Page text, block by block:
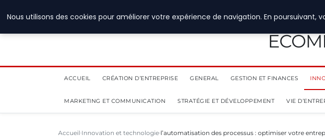
ACCUEIL CRÉATION D’ENTREPRISE GENERAL GESTION ET FINANCES
MARKETING ET COMMUNICATION STRATÉGIE ET DÉVELOPPEMENT VIE
Accueil Innovation et technologie l’automatisation des processus : optimiser votre
Nous utilisons des cookies pour améliorer votre expérience de navigation. En